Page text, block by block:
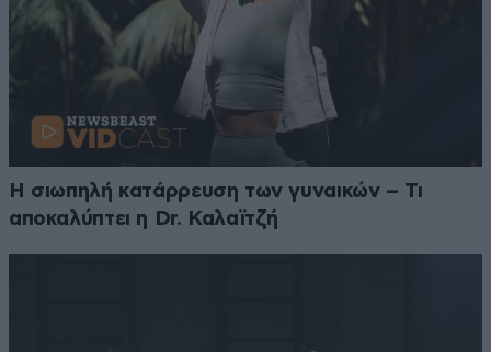
Η σιωπηλή κατάρρευση των γυναικών – Τι
αποκαλύπτει η Dr. Καλαϊτζή